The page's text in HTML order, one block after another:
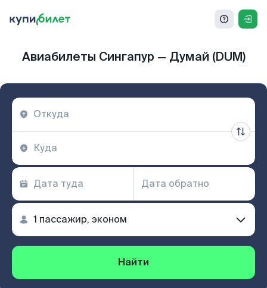
Авиабилеты Сингапур — Думай (DUM)
Найти